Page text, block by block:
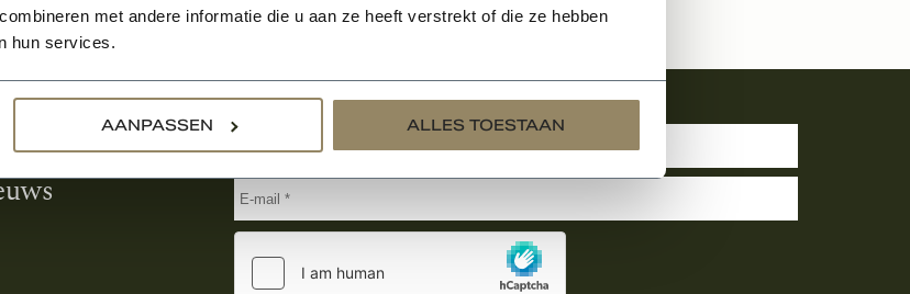
met andere informatie die u aan ze heeft verstrekt of die ze hebben
hun services.
AANPASSEN ALLES TOESTAAN